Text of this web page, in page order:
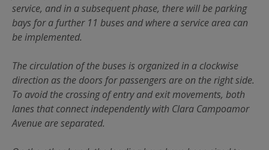
service, and in a subsequent phase, there will be parking
bays for a further 11 buses and where a service area can
be implemented.
The circulation of the buses is organized in a clockwise
direction as the doors for passengers are on the right side.
To avoid the crossing of entry and exit movements, both
lanes that connect independently with Clara Campoamor
Avenue are separated.